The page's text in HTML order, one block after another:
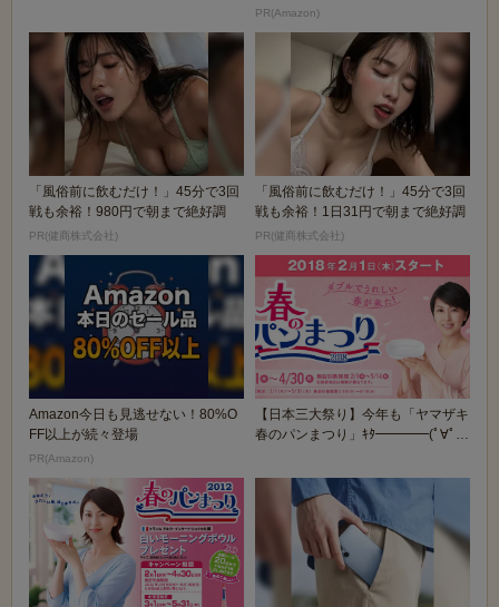
の本気が...
PR(Amazon)
「風俗前に飲むだけ！」45分で3回
戦も余裕！980円で朝まで絶好調
PR(健商株式会社)
「風俗前に飲むだけ！」45分で3回
戦も余裕！1日31円で朝まで絶好調
PR(健商株式会社)
Amazon今日も見逃せない！80%O
FF以上が続々登場
PR(Amazon)
【日本三大祭り】今年も「ヤマザキ
春のパンまつり」ｷﾀ━━━━(ﾟ∀ﾟ)